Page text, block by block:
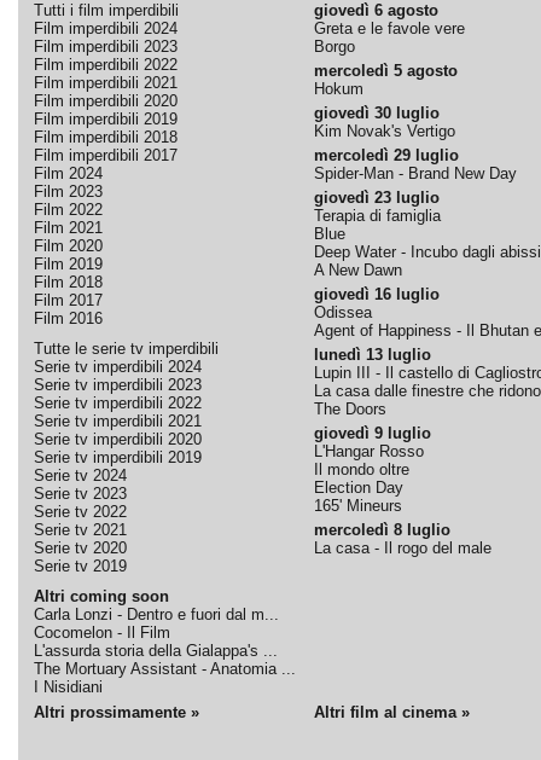
Tutti i film imperdibili
Film imperdibili 2024
Film imperdibili 2023
Film imperdibili 2022
Film imperdibili 2021
Film imperdibili 2020
Film imperdibili 2019
Film imperdibili 2018
Film imperdibili 2017
Film 2024
Film 2023
Film 2022
Film 2021
Film 2020
Film 2019
Film 2018
Film 2017
Film 2016
Tutte le serie tv imperdibili
Serie tv imperdibili 2024
Serie tv imperdibili 2023
Serie tv imperdibili 2022
Serie tv imperdibili 2021
Serie tv imperdibili 2020
Serie tv imperdibili 2019
Serie tv 2024
Serie tv 2023
Serie tv 2022
Serie tv 2021
Serie tv 2020
Serie tv 2019
Altri coming soon
Carla Lonzi - Dentro e fuori dal m...
Cocomelon - Il Film
L'assurda storia della Gialappa's ...
The Mortuary Assistant - Anatomia ...
I Nisidiani
giovedì 6 agosto
Greta e le favole vere
Borgo
mercoledì 5 agosto
Hokum
giovedì 30 luglio
Kim Novak's Vertigo
mercoledì 29 luglio
Spider-Man - Brand New Day
giovedì 23 luglio
Terapia di famiglia
Blue
Deep Water - Incubo dagli abissi
A New Dawn
giovedì 16 luglio
Odissea
Agent of Happiness - Il Bhutan
lunedì 13 luglio
Lupin III - Il castello di
La casa dalle finestre che ridono
The Doors
giovedì 9 luglio
L'Hangar Rosso
Il mondo oltre
Election Day
165' Mineurs
mercoledì 8 luglio
La casa - Il rogo del male
Altri prossimamente » Altri film al cinema »